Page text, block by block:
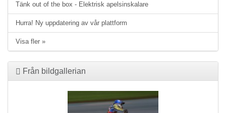
Tänk out of the box - Elektrisk apelsinskalare
Hurra! Ny uppdatering av vår plattform
Visa fler »
Från bildgallerian